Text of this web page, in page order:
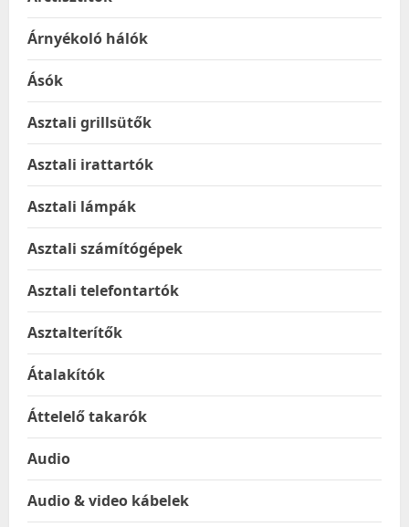
Árnyékoló hálók
Ásók
Asztali grillsütők
Asztali irattartók
Asztali lámpák
Asztali számítógépek
Asztali telefontartók
Asztalterítők
Átalakítók
Áttelelő takarók
Audio
Audio & video kábelek